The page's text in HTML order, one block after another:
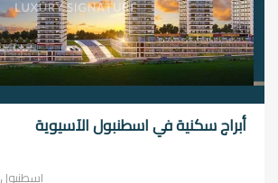
أبراج سكنية في اسطنبول الآسيوية
اسطنبول٬ كاديكوي٬ تركيا